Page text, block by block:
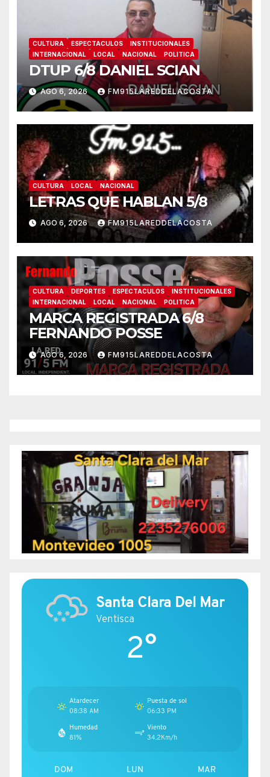
CULTURA ESPECTACULOS
INSTITUCIONALES
INTERNACIONAL
LOCAL NACIONAL POLITICA
DTUP 6/8 DANIEL SCIAN
AGO 6, 2026 FM915LAREDDELACOSTA
CULTURA LOCAL NACIONAL
LETRAS QUE HABLAN 5/8
AGO 6, 2026 FM915LAREDDELACOSTA
CULTURA DEPORTES ESPECTACULOS
INSTITUCIONALES
INTERNACIONAL
LOCAL NACIONAL POLITICA
MARCA REGISTRADA 6/8
FERNANDO POSSE
AGO 6, 2026 FM915LAREDDELACOSTA
Santa Clara Del Mar
Ventisca
2°
Atardecer
08:38 AM
Puesta de sol
06:33 PM
Humedad
81%
Viento
34.2Km/h
DOM LUN MAR